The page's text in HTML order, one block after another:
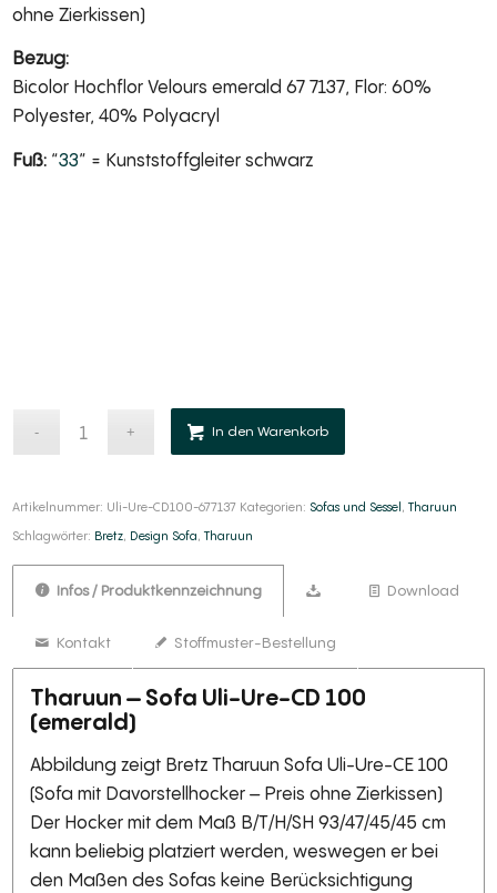
ohne Zierkissen)
Bezug:
Bicolor Hochflor Velours emerald 67 7137, Flor: 60%
Polyester, 40% Polyacryl
Fuß: “33” = Kunststoffgleiter schwarz
In den Warenkorb
Artikelnummer: Uli-Ure-CD100-677137 Kategorien: Sofas und Sessel,Tharuun
Schlagwörter: Bretz, Design Sofa,Tharuun
Infos / Produktkennzeichnung Download
Kontakt Stoffmuster-Bestellung
Tharuun – Sofa Uli-Ure-CD 100
(emerald)
Abbildung zeigt Bretz Tharuun Sofa Uli-Ure-CE 100
(Sofa mit Davorstellhocker – Preis ohne Zierkissen)
Der Hocker mit dem Maß B/T/H/SH 93/47/45/45 cm
kann beliebig platziert werden, weswegen er bei
den Maßen des Sofas keine Berücksichtigung